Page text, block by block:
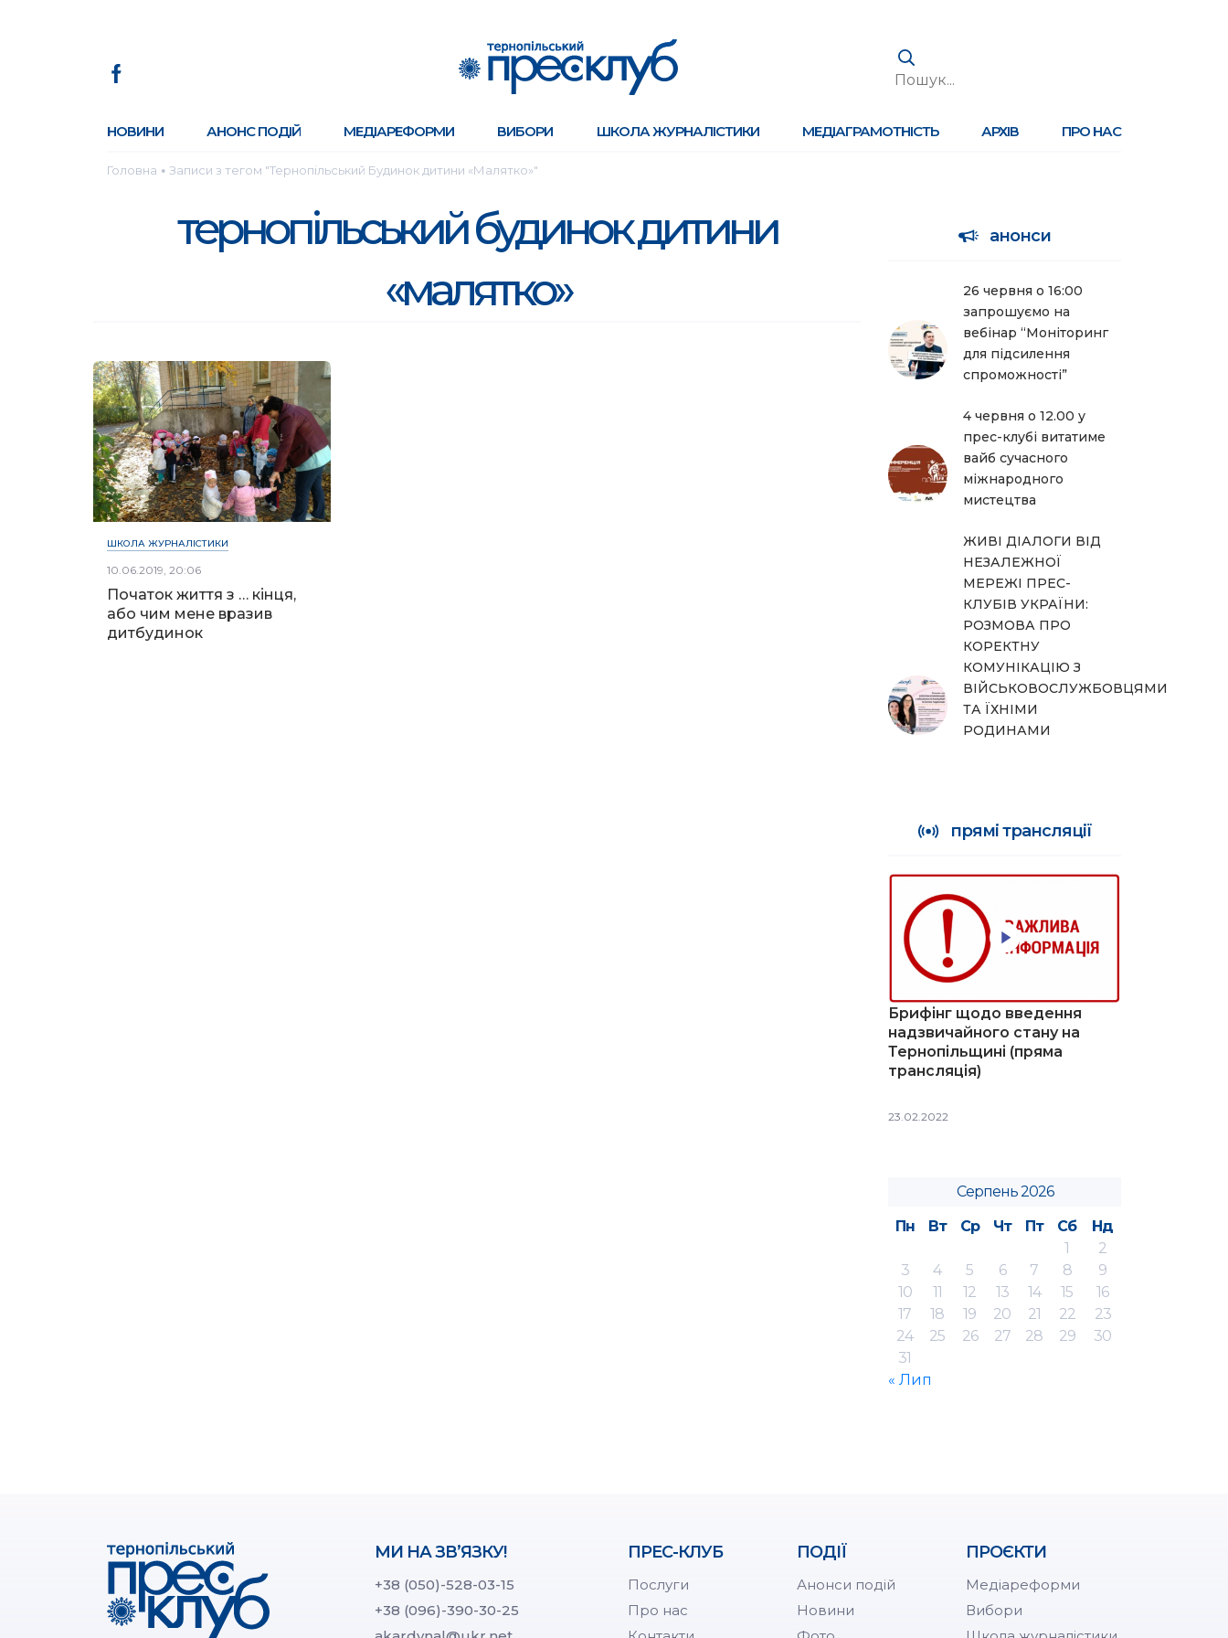
НОВИНИ АНОНС ПОДІЙ МЕДІАРЕФОРМИ ВИБОРИ ШКОЛА ЖУРНАЛІСТИКИ МЕДІАГРАМОТНІСТЬ АРХІВ ПРО НАС
Головна ● Записи з тегом "Тернопільський Будинок дитини «Малятко»"
тернопільський будинок дитини
«малятко»
ШКОЛА ЖУРНАЛІСТИКИ
10.06.2019, 20:06
Початок життя з … кінця,
або чим мене вразив
дитбудинок
анонси
26 червня о 16:00
запрошуємо на
вебінар “Моніторинг
для підсилення
спроможності”
4 червня о 12.00 у
прес-клубі витатиме
вайб сучасного
міжнародного
мистецтва
ЖИВІ ДІАЛОГИ ВІД
НЕЗАЛЕЖНОЇ
МЕРЕЖІ ПРЕС-
КЛУБІВ УКРАЇНИ:
РОЗМОВА ПРО
КОРЕКТНУ
КОМУНІКАЦІЮ З
ВІЙСЬКОВОСЛУЖБОВЦЯМИ
ТА ЇХНІМИ
РОДИНАМИ
прямі трансляції
Брифінг щодо введення
надзвичайного стану на
Тернопільщині (пряма
трансляція)
23.02.2022
Серпень 2026
Пн
Вт Ср Чт Пт Сб
Нд
1
2
3
4 5 6 7 8
9
10
11 12 13 14 15
16
17
18 19 20 21 22
23
24
25 26 27 28 29
30
31
« Лип
МИ НА ЗВ’ЯЗКУ!
+38 (050)-528-03-15
+38 (096)-390-30-25
ПРЕС-КЛУБ
Послуги
Про нас
ПОДІЇ
Анонси подій
Новини
ПРОЄКТИ
Медіареформи
Вибори